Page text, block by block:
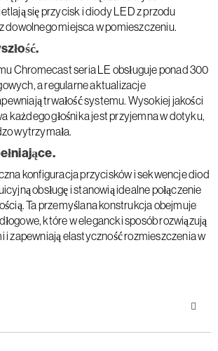
się przycisk i diody LED z przodu
dowolnego miejsca w pomieszczeniu.
Chromecast seria LE obsługuje ponad 300
a regularne aktualizacje
trwałość systemu. Wysokiej jakości
każdego głośnika jest przyjemna w dotyku,
wytrzymała.
konfiguracja przycisków i sekwencje diod
obsługę i stanowią idealne połączenie
Ta przemyślana konstrukcja obejmuje
które w elegancki sposób rozwiązują
i zapewniają elastyczność rozmieszczenia w